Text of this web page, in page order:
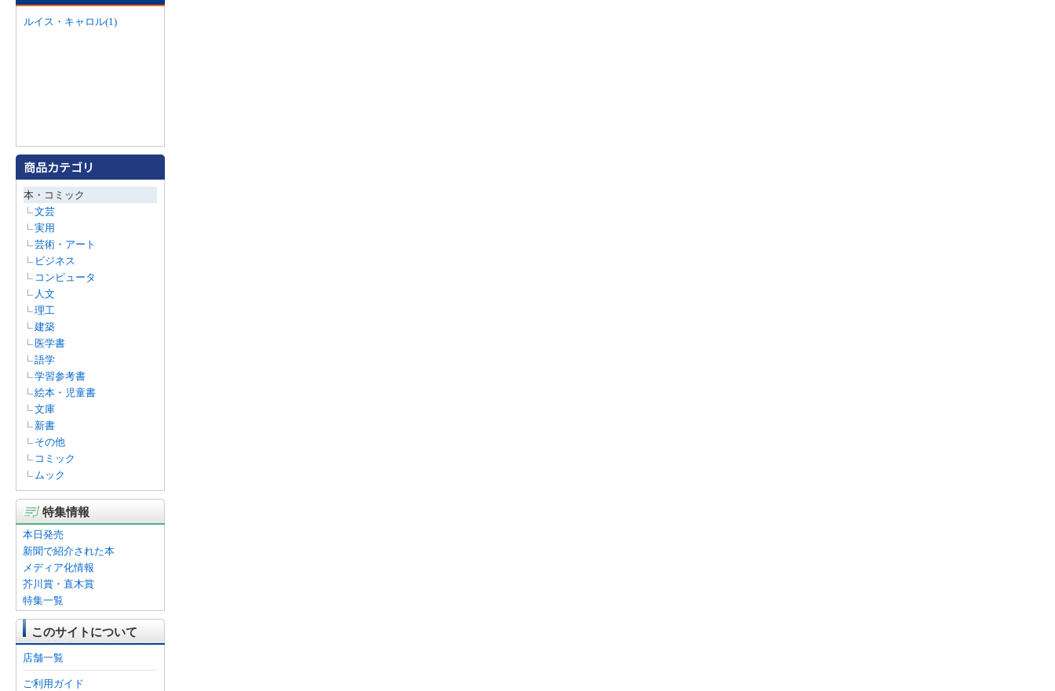
ルイス・キャロル(1)
本・コミック
文芸
実用
芸術・アート
ビジネス
コンピュータ
人文
理工
建築
医学書
語学
学習参考書
絵本・児童書
文庫
新書
その他
コミック
ムック
特集情報
本日発売
新聞で紹介された本
メディア化情報
芥川賞・直木賞
特集一覧
このサイトについて
店舗一覧
ご利用ガイド